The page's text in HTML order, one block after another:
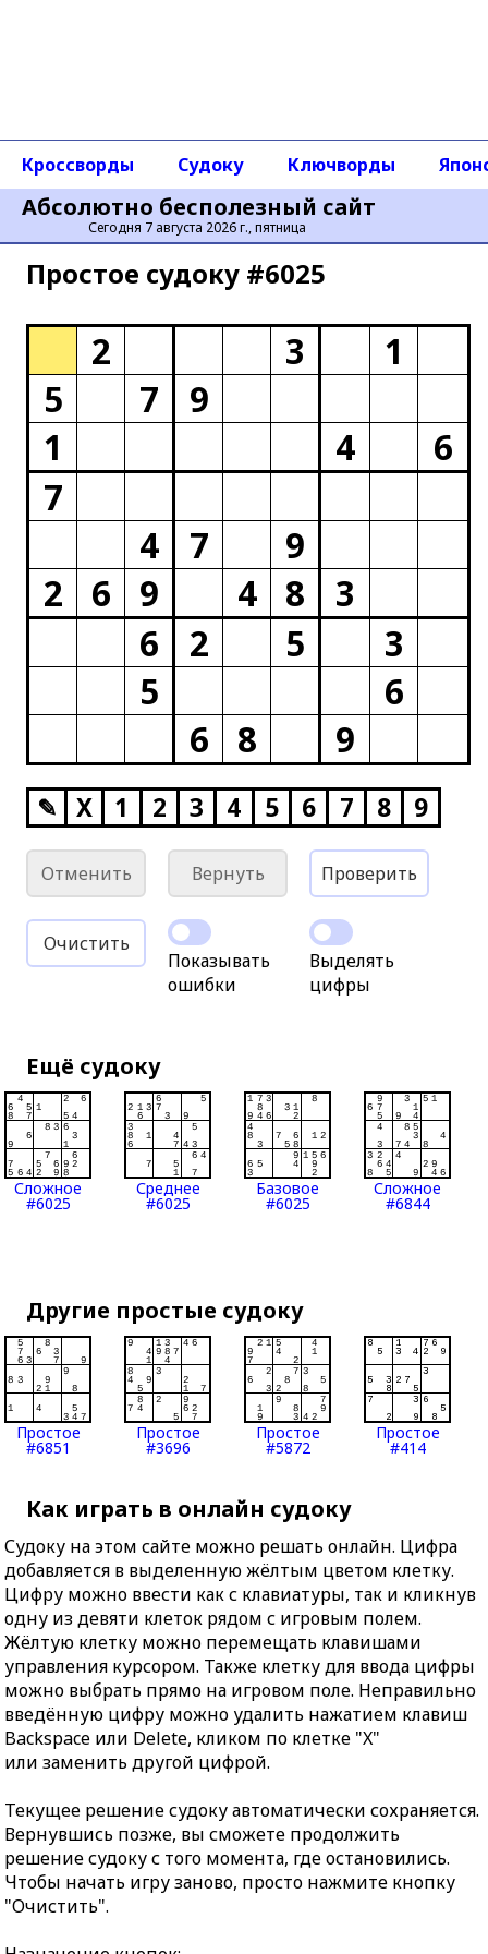
Абсолютно бесполезный сайт
Сегодня 7 августа 2026 г., пятница
Кроссворды Судоку Ключворды
Простое cудоку #6025
2 3
1
5
7
9
1
4
6
7
4
7
9
2
6 9 4 8
3
6
2 5
3
5
6
6
8 9
✎ X 1 2 3 4 5 6 7 8 9
Отменить Вернуть Проверить
Очистить
Показывать
ошибки
Выделять
цифры
Ещё судоку
Сложное
#6025
Среднее
#6025
Базовое
#6025
Сложное
#6844
Другие простые судоку
Простое
#6851
Простое
#3696
Простое
#5872
Простое
#414
Как играть в онлайн судоку
Судоку на этом сайте можно решать онлайн. Цифра
добавляется в выделенную жёлтым цветом клетку.
Цифру можно ввести как с клавиатуры, так и кликнув
одну из девяти клеток рядом с игровым полем.
Жёлтую клетку можно перемещать клавишами
управления курсором. Также клетку для ввода цифры
можно выбрать прямо на игровом поле. Неправильно
введённую цифру можно удалить нажатием клавиш
Backspace или Delete, кликом по клетке "X"
или заменить другой цифрой.
Текущее решение судоку автоматически сохраняется.
Вернувшись позже, вы сможете продолжить
решение судоку с того момента, где остановились.
Чтобы начать игру заново, просто нажмите кнопку
"Очистить".